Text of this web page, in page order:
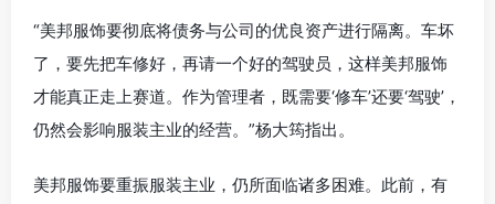
“美邦服饰要彻底将债务与公司的优良资产进行隔离。车坏
了，要先把车修好，再请一个好的驾驶员，这样美邦服饰
才能真正走上赛道。作为管理者，既需要‘修车’还要‘驾驶’，
仍然会影响服装主业的经营。”杨大筠指出。
美邦服饰要重振服装主业，仍所面临诸多困难。此前，有